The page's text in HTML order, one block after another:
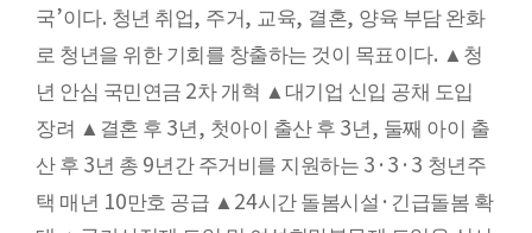
국’이다. 청년 취업, 주거, 교육, 결혼, 양육 부담 완화
로 청년을 위한 기회를 창출하는 것이 목표이다. ▲ 청
년 안심 국민연금 2차 개혁 ▲ 대기업 신입 공채 도입
장려 ▲ 결혼 후 3년, 첫아이 출산 후 3년, 둘째 아이 출
산 후 3년 총 9년간 주거비를 지원하는 3·3·3 청년주
택 매년 10만호 공급 ▲ 24시간 돌봄시설 · 긴급돌봄 확